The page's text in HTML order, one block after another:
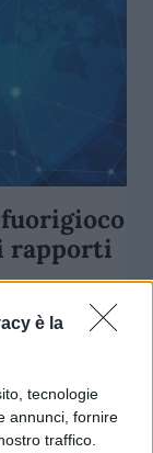
è la
tecnologie
annunci, fornire
traffico.
rapporti